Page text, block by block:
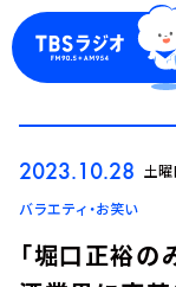
ログ
2023.10.28 土曜
バラエティ・お笑い
「堀口正裕